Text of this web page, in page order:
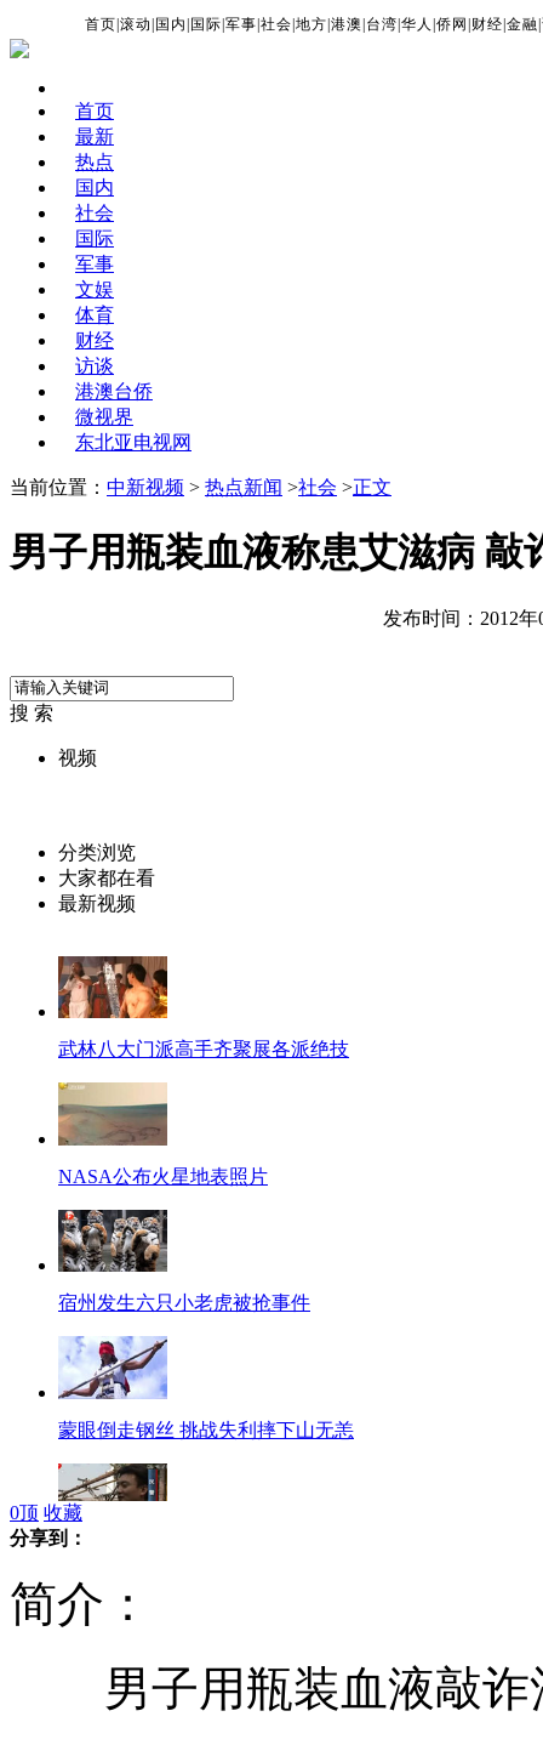
首页 |滚动 国内 国际 |军事 |社会 |地方 |港澳 台湾 |华人 |侨网 财经 |金融 |
首页
最新
热点
国内
社会
国际
军事
文娱
体育
财经
访谈
港澳台侨
微视界
东北亚电视网
当前位置： 中新视频 > 热点新闻 >社会 >正文
男子用瓶装血液称患艾滋病 敲
发布时间：2012年
搜 索
视频
分类浏览
大家都在看
最新视频
武林八大门派高手齐聚展各派绝技
NASA公布火星地表照片
宿州发生六只小老虎被抢事件
蒙眼倒走钢丝 挑战失利摔下山无恙
延迟退休引争议 专家呼吁弹性退休
0顶 收藏
分享到：
简介：
男子用瓶装血液敲诈